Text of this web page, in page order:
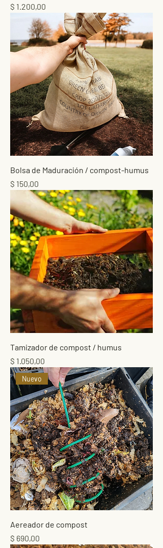
Precio
$ 1.200,00
Bolsa de Maduración / compost-humus
Precio
$ 150,00
Tamizador de compost / humus
Precio
$ 1.050,00
Nuevo
Aereador de compost
Precio
$ 690,00